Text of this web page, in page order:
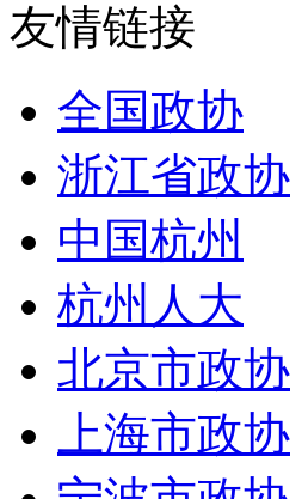
友情链接
全国政协
浙江省政协
中国杭州
杭州人大
北京市政协
上海市政协